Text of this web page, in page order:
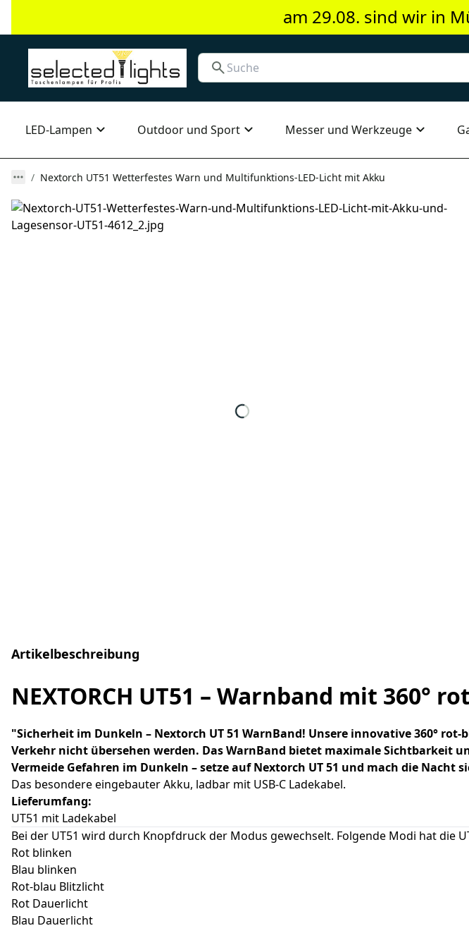
am 29.08. sind wir in
LED-Lampen Outdoor und Sport Messer und Werkzeuge
Nextorch UT51 Wetterfestes Warn und Multifunktions-LED-Licht mit Akku
Artikelbeschreibung
NEXTORCH UT51 – Warnband mit 360°
"Sicherheit im Dunkeln – Nextorch UT 51 WarnBand! Unsere innovative 360°
Verkehr nicht übersehen werden. Das WarnBand bietet maximale Sichtbarkeit
Vermeide Gefahren im Dunkeln – setze auf Nextorch UT 51 und mach die Nacht
Das besondere eingebauter Akku, ladbar mit USB-C Ladekabel.
Lieferumfang:
UT51 mit Ladekabel
Bei der UT51 wird durch Knopfdruck der Modus gewechselt. Folgende Modi hat die
Rot blinken
Blau blinken
Rot-blau Blitzlicht
Rot Dauerlicht
Blau Dauerlicht